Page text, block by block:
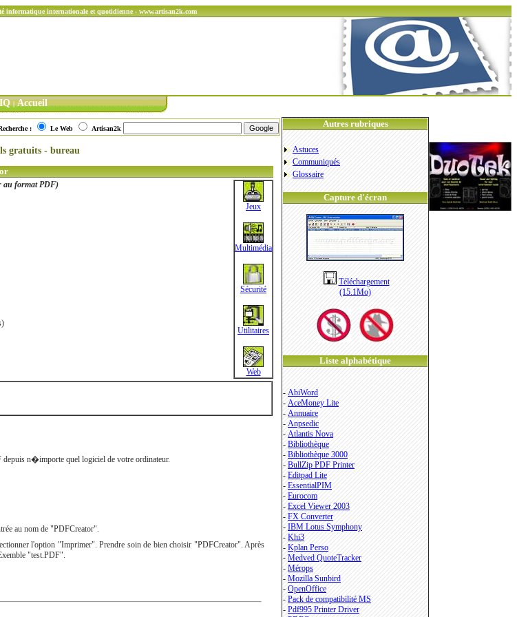
informatique internationale et quotidienne - www.artisan2k.com
| Accueil
: Le Web Artisan2k
gratuits - bureau
au format PDF)
Jeux
Multimédia
Sécurité
Utilitaires
Web
depuis n�importe quel logiciel de votre ordinateur.
au nom de "PDFCreator".
l'option "Imprimer". Prendre soin de bien choisir "PDFCreator". Après
"test.PDF".
Autres rubriques
Astuces
Communiqués
Glossaire
Capture d'écran
Téléchargement
(15.1Mo)
Liste alphabétique
- AbiWord
- AceMoney Lite
- Annuaire
- Anpsedic
- Atlantis Nova
- Bibliothèque
- Bibliothèque 3000
- BullZip PDF Printer
- Editpad Lite
- EssentialPIM
- Eurocom
- Excel Viewer 2003
- FX Converter
- IBM Lotus Symphony
- Khi3
- Kplan Perso
- Medved QuoteTracker
- Mérops
- Mozilla Sunbird
- OpenOffice
- Pack de compatibilité MS
- Pdf995 Printer Driver